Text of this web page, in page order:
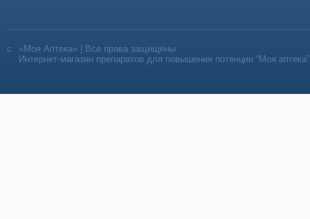
«Моя Аптека» | Все права защищены
Интернет-магазин препаратов для повышения потенции “Моя